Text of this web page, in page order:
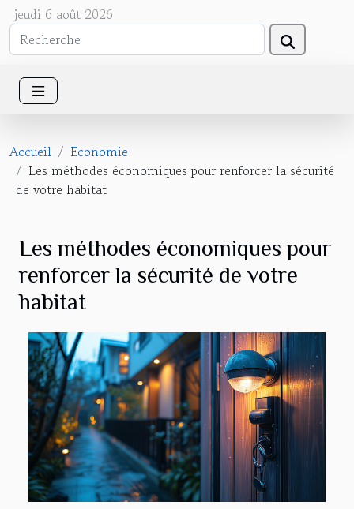
jeudi 6 août 2026
Accueil
Economie
Les méthodes économiques pour renforcer la sécurité
de votre habitat
Les méthodes économiques pour
renforcer la sécurité de votre
habitat